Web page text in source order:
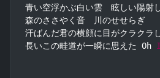
青い空浮かぶ白い雲　眩しい陽射
森のささやく音　川のせせらぎ
汗ばんだ君の横顔に目がクラクラ
長いこの畦道が一瞬に思えた Oh I